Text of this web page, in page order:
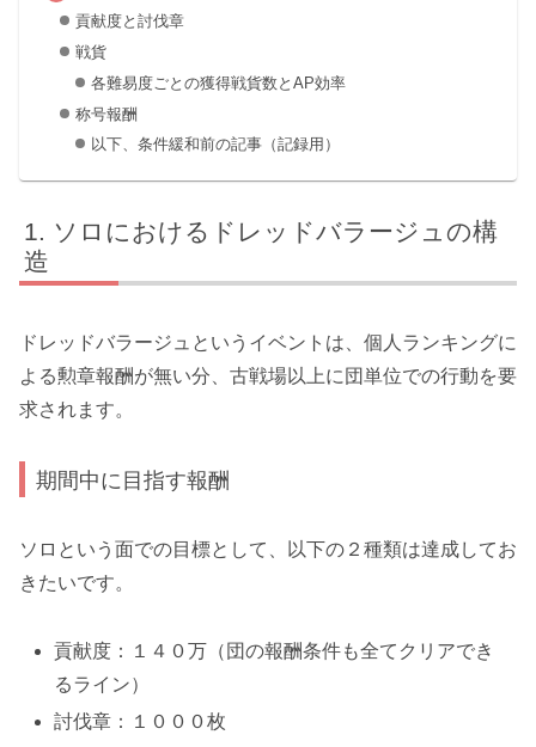
貢献度と討伐章
戦貨
各難易度ごとの獲得戦貨数とAP効率
称号報酬
以下、条件緩和前の記事（記録用）
ソロにおけるドレッドバラージュの構
造
ドレッドバラージュというイベントは、個人ランキングに
よる勲章報酬が無い分、古戦場以上に団単位での行動を要
求されます。
期間中に目指す報酬
ソロという面での目標として、以下の２種類は達成してお
きたいです。
貢献度：１４０万（団の報酬条件も全てクリアでき
るライン）
討伐章：１０００枚